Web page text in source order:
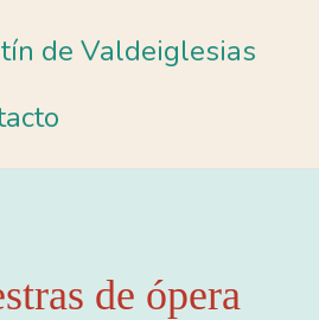
de Valdeiglesias
de ópera